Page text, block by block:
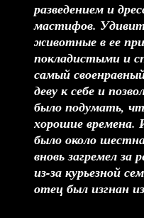
разведением и
мастифов.
животные в ее
покладистыми и
самый
деву к себе и
было подумать,
хорошие времена.
было около
вновь загремел
из-за курьезной
отец был изгнан